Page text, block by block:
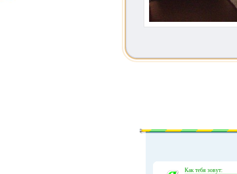
Как тебя зовут: